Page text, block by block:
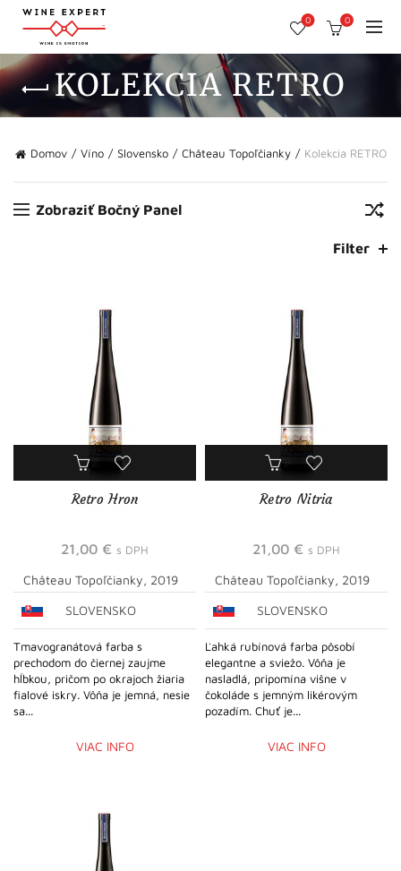
0 0
KOLEKCIA RETRO
Domov Víno Slovensko Château Topoľčianky Kolekcia RETRO
Zobraziť Bočný Panel
Filter
Retro Hron
21,00 € s DPH
Château Topoľčianky, 2019
SLOVENSKO
Tmavogranátová farba s
prechodom do čiernej zaujme
hĺbkou, pričom po okrajoch žiaria
fialové iskry. Vôňa je jemná, nesie
sa...
VIAC INFO
Retro Nitria
21,00 € s DPH
Château Topoľčianky, 2019
SLOVENSKO
Ľahká rubínová farba pôsobí
elegantne a sviežo. Vôňa je
nasladlá, pripomína višne v
čokoláde s jemným likérovým
pozadím. Chuť je...
VIAC INFO